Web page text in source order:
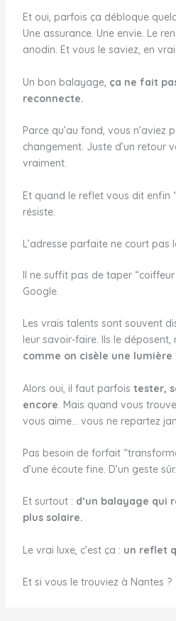
Et oui, parfois ça débloque
Une assurance. Une envie. Le
anodin. Et vous le saviez, en vrai.
Un bon balayage, ça ne fait
reconnecte.
Parce qu’au fond, vous n’aviez
changement. Juste d’un retour
vraiment.
Et quand le reflet vous dit enfin
résiste.
L’adresse parfaite ne court pas
Il ne suffit pas de taper
Google.
Les vrais talents sont souvent
leur savoir-faire. Ils le déposent,
comme on cisèle une lumière
Alors oui, il faut parfois tester,
encore. Mais quand vous
vous aime… vous ne repartez
Pas besoin de forfait
d’une écoute fine. D’un geste
Et surtout : d’un balayage qui
plus solaire.
Le vrai luxe, c’est ça : un reflet
Et si vous le trouviez à Nantes ?